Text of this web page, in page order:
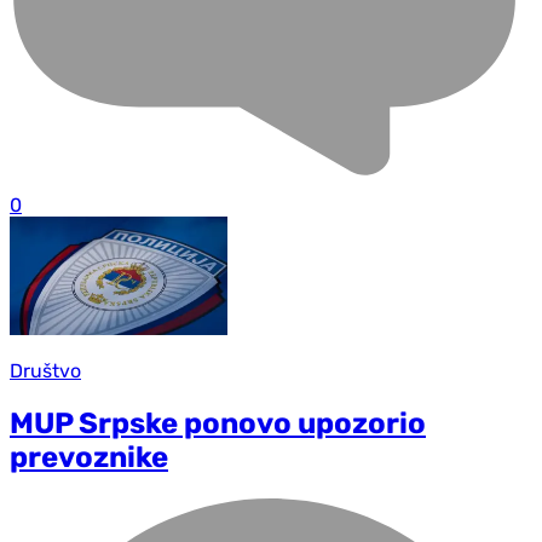
0
Društvo
MUP Srpske ponovo upozorio
prevoznike